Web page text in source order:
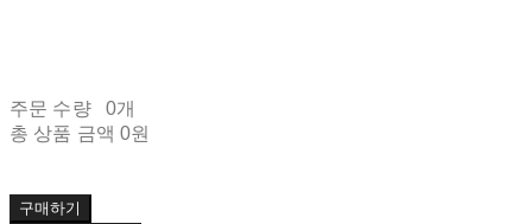
주문 수량
0개
총 상품 금액 0원
구매하기